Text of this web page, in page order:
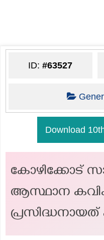
ID:#63527
Download
കോഴിക്കോട്
ആസ്ഥാന